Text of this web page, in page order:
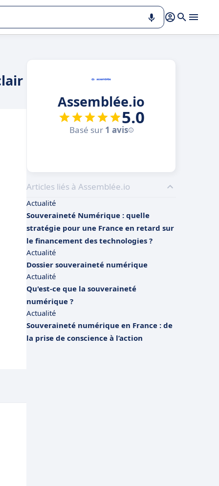
Assemblée.io
5.0
Basé sur 1 avis
Articles liés à Assemblée.io
Actualité
Souveraineté Numérique : quelle
stratégie pour une France en retard sur
le financement des technologies ?
Actualité
Dossier souveraineté numérique
Actualité
Qu'est-ce que la souveraineté
numérique ?
Actualité
Souveraineté numérique en France : de
la prise de conscience à l’action